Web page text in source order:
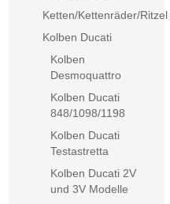
Ketten/Kettenräder/Ritzel
Kolben Ducati
Kolben
Desmoquattro
Kolben Ducati
848/1098/1198
Kolben Ducati
Testastretta
Kolben Ducati 2V
und 3V Modelle